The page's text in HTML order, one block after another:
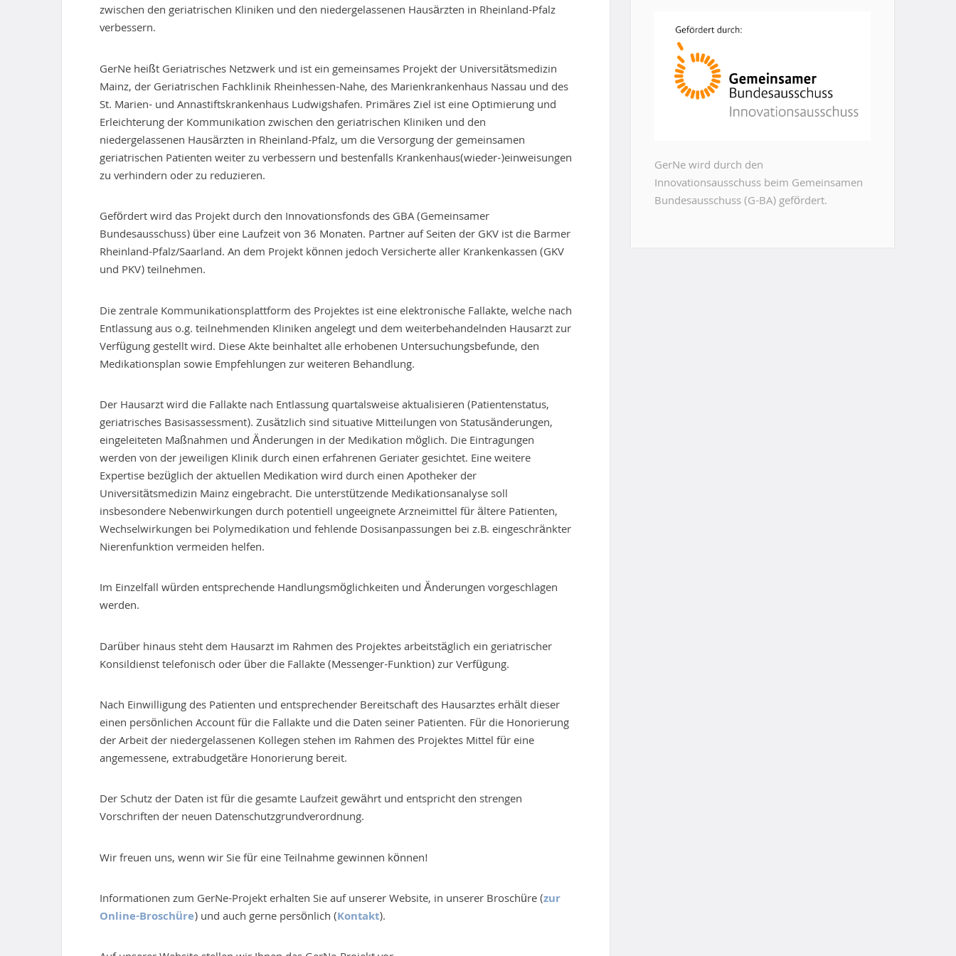
zwischen den geriatrischen Kliniken und den niedergelassenen Hausärzten in Rheinland-Pfalz
verbessern.
GerNe heißt Geriatrisches Netzwerk und ist ein gemeinsames Projekt der Universitätsmedizin
Mainz, der Geriatrischen Fachklinik Rheinhessen-Nahe, des Marienkrankenhaus Nassau und des
St. Marien- und Annastiftskrankenhaus Ludwigshafen. Primäres Ziel ist eine Optimierung und
Erleichterung der Kommunikation zwischen den geriatrischen Kliniken und den
niedergelassenen Hausärzten in Rheinland-Pfalz, um die Versorgung der gemeinsamen
geriatrischen Patienten weiter zu verbessern und bestenfalls Krankenhaus(wieder-)einweisungen
zu verhindern oder zu reduzieren.
Gefördert wird das Projekt durch den Innovationsfonds des GBA (Gemeinsamer
Bundesausschuss) über eine Laufzeit von 36 Monaten. Partner auf Seiten der GKV ist die Barmer
Rheinland-Pfalz/Saarland. An dem Projekt können jedoch Versicherte aller Krankenkassen (GKV
und PKV) teilnehmen.
Die zentrale Kommunikationsplattform des Projektes ist eine elektronische Fallakte, welche nach
Entlassung aus o.g. teilnehmenden Kliniken angelegt und dem weiterbehandelnden Hausarzt zur
Verfügung gestellt wird. Diese Akte beinhaltet alle erhobenen Untersuchungsbefunde, den
Medikationsplan sowie Empfehlungen zur weiteren Behandlung.
Der Hausarzt wird die Fallakte nach Entlassung quartalsweise aktualisieren (Patientenstatus,
geriatrisches Basisassessment). Zusätzlich sind situative Mitteilungen von Statusänderungen,
eingeleiteten Maßnahmen und Änderungen in der Medikation möglich. Die Eintragungen
werden von der jeweiligen Klinik durch einen erfahrenen Geriater gesichtet. Eine weitere
Expertise bezüglich der aktuellen Medikation wird durch einen Apotheker der
Universitätsmedizin Mainz eingebracht. Die unterstützende Medikationsanalyse soll
insbesondere Nebenwirkungen durch potentiell ungeeignete Arzneimittel für ältere Patienten,
Wechselwirkungen bei Polymedikation und fehlende Dosisanpassungen bei z.B. eingeschränkter
Nierenfunktion vermeiden helfen.
Im Einzelfall würden entsprechende Handlungsmöglichkeiten und Änderungen vorgeschlagen
werden.
Darüber hinaus steht dem Hausarzt im Rahmen des Projektes arbeitstäglich ein geriatrischer
Konsildienst telefonisch oder über die Fallakte (Messenger-Funktion) zur Verfügung.
Nach Einwilligung des Patienten und entsprechender Bereitschaft des Hausarztes erhält dieser
einen persönlichen Account für die Fallakte und die Daten seiner Patienten. Für die Honorierung
der Arbeit der niedergelassenen Kollegen stehen im Rahmen des Projektes Mittel für eine
angemessene, extrabudgetäre Honorierung bereit.
Der Schutz der Daten ist für die gesamte Laufzeit gewährt und entspricht den strengen
Vorschriften der neuen Datenschutzgrundverordnung.
Wir freuen uns, wenn wir Sie für eine Teilnahme gewinnen können!
Informationen zum GerNe-Projekt erhalten Sie auf unserer Website, in unserer Broschüre (zur
Online-Broschüre) und auch gerne persönlich (Kontakt).
GerNe wird durch den
Innovationsausschuss beim Gemeinsamen
Bundesausschuss (G-BA) gefördert.